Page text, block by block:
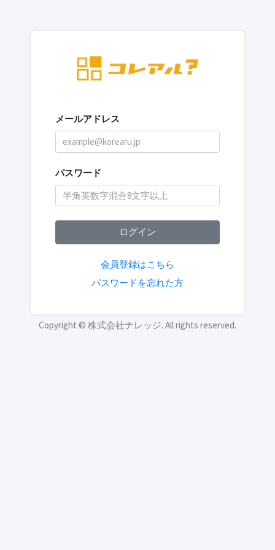
メールアドレス
パスワード
ログイン
会員登録はこちら
パスワードを忘れた方
Copyright © 株式会社ナレッジ. All rights reserved.